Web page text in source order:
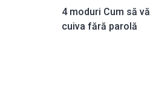
4 moduri Cum să
cuiva fără parolă